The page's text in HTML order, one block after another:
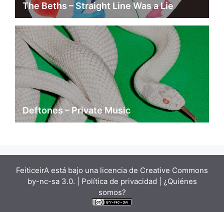
The Beths – Straight Line Was a Lie
Deftones – Private Music
FeiticeirA está bajo una licencia de Creative Commons
by-nc-sa 3.0. | Política de privacidad | ¿Quiénes
somos?